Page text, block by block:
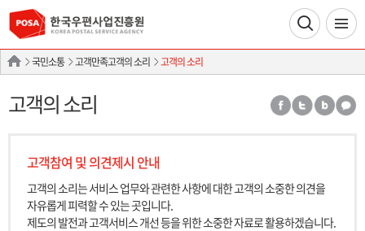
국민소통 고객만족고객의 소리 고객의 소리
고객의 소리
고객참여 및 의견제시 안내
고객의 소리는 서비스 업무와 관련한 사항에 대한 고객의 소중한 의견을
자유롭게 피력할 수 있는 곳입니다.
제도의 발전과 고객서비스 개선 등을 위한 소중한 자료로 활용하겠습니다.